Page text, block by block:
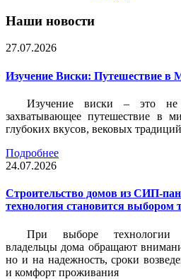
Наши новости
27.07.2026
Изучение Виски: Путешествие в
Изучение виски – это не
захватывающее путешествие в
глубоких вкусов, вековых
Подробнее
24.07.2026
Строительство домов из СИП-
технология становится выбором
При выборе технологии
владельцы дома обращают
но и на надежность, сроки
и комфорт проживания